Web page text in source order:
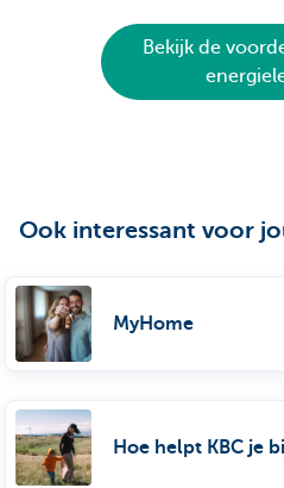
Bekijk de
Ook interessant voor
MyHome
Hoe helpt KBC je